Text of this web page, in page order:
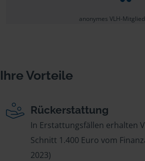
anonymes VLH-Mitglied
Ihre Vorteile
Rückerstattung
In Erstattungsfällen erhalten
Schnitt 1.400 Euro vom
2023)